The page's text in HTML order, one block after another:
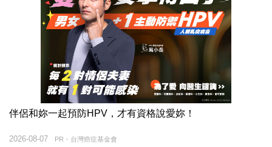
伴侶和妳一起預防HPV，才有資格說愛妳！
PR・台灣癌症基金會
2026-08-07